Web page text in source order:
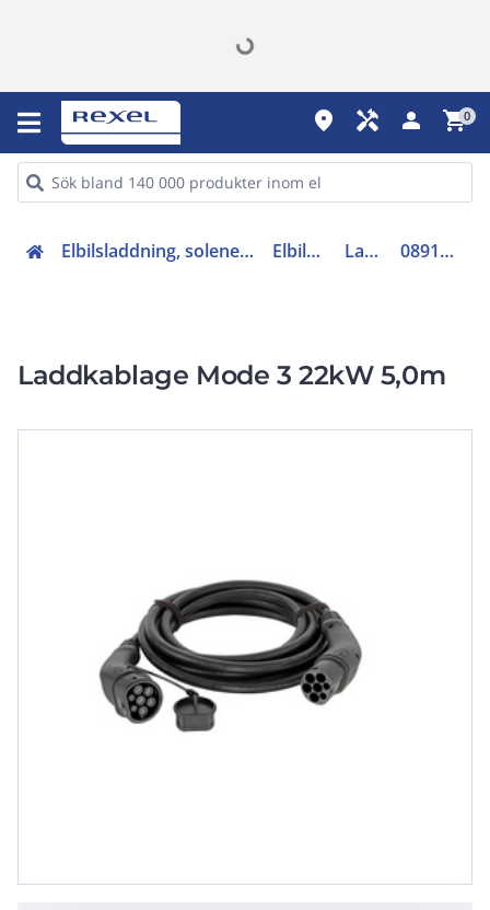
place handyman person shopping_cart0
Elbilsladdning, solenergi och energilager (27) Elbilsladdning Laddkabel 08914090109B0
Laddkablage Mode 3 22kW 5,0m